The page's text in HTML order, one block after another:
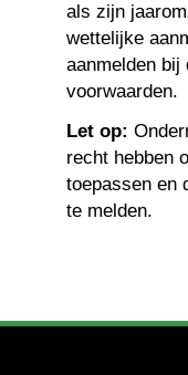
als zijn
wettelijke
aanmelden bij
voorwaarden.
Let op:
recht hebben
toepassen en
te melden.